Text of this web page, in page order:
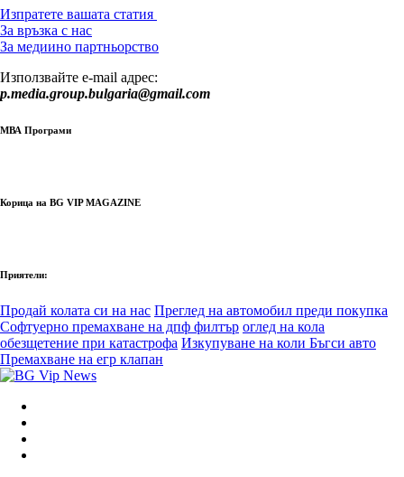
Изпратете вашата статия
За връзка с нас
За медиино партньорство
Използвайте e-mail адрес:
p.media.group.bulgaria@gmail.com
МВА Програми
Корица на BG VIP MAGAZINE
Приятели:
Продай колата си на нас Преглед на автомобил преди покупка
Софтуерно премахване на дпф филтър оглед на кола
обезщетение при катастрофа Изкупуване на коли Бъгси авто
Премахване на егр клапан